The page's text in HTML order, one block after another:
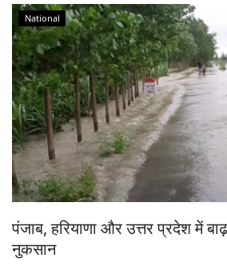
National
पंजाब, हरियाणा और उत्तर प्रदेश में
नुकसान